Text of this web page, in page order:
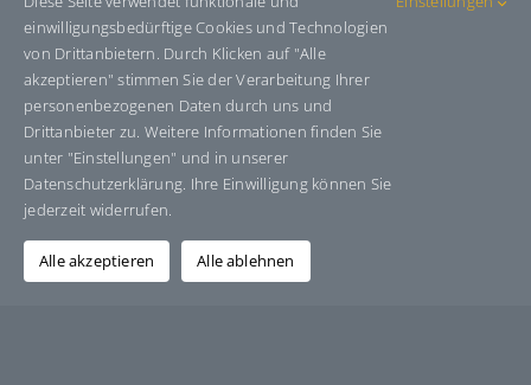
Facebook Bluesky WhatsAppTelegram
E-
Mail
Über den Autor: Grafik-Design-Jutta-Sucker
einwilligungsbedürftige Cookies und Technologien
von Drittanbietern. Durch Klicken auf "Alle
akzeptieren" stimmen Sie der Verarbeitung Ihrer
personenbezogenen Daten durch uns und
Drittanbieter zu. Weitere Informationen finden Sie
unter "Einstellungen" und in unserer
Datenschutzerklärung. Ihre Einwilligung können Sie
jederzeit widerrufen.
Alle akzeptieren Alle ablehnen